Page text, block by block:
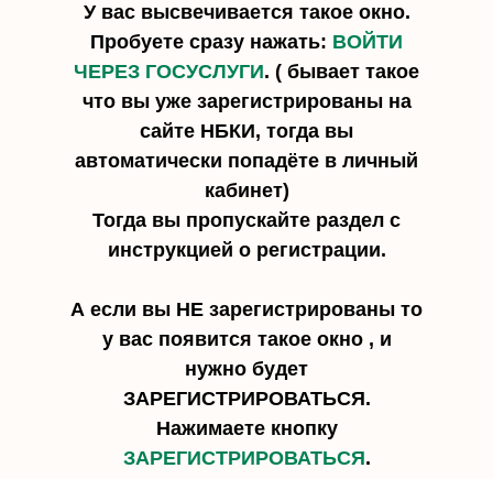
У вас высвечивается такое окно.
Пробуете сразу нажать: ВОЙТИ
ЧЕРЕЗ ГОСУСЛУГИ. ( бывает такое
что вы уже зарегистрированы на
сайте НБКИ, тогда вы
автоматически попадёте в личный
кабинет)
Тогда вы пропускайте раздел с
инструкцией о регистрации.
А если вы НЕ зарегистрированы то
у вас появится такое окно , и
нужно будет
ЗАРЕГИСТРИРОВАТЬСЯ.
Нажимаете кнопку
ЗАРЕГИСТРИРОВАТЬСЯ.